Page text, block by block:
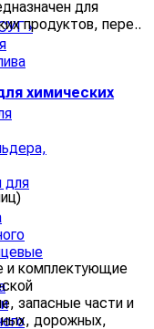
СУГ›
для
для
продуктов, пере..
химических
и комплектующие
запасные части и
дорожных,